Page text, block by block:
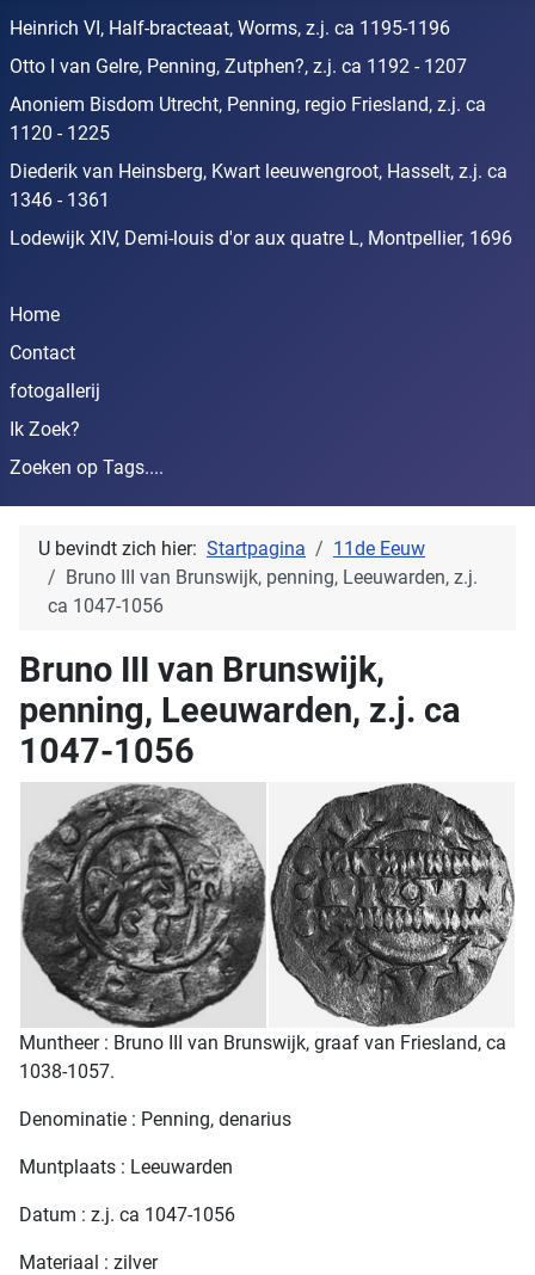
Heinrich VI, Half-bracteaat, Worms, z.j. ca 1195-1196
Otto I van Gelre, Penning, Zutphen?, z.j. ca 1192 - 1207
Anoniem Bisdom Utrecht, Penning, regio Friesland, z.j. ca
1120 - 1225
Diederik van Heinsberg, Kwart leeuwengroot, Hasselt, z.j. ca
1346 - 1361
Lodewijk XIV, Demi-louis d'or aux quatre L, Montpellier, 1696
Home
Contact
fotogallerij
Ik Zoek?
Zoeken op Tags....
U bevindt zich hier: Startpagina
11de Eeuw
Bruno III van Brunswijk, penning, Leeuwarden, z.j.
ca 1047-1056
Bruno III van Brunswijk,
penning, Leeuwarden, z.j. ca
1047-1056
Muntheer : Bruno III van Brunswijk, graaf van Friesland, ca
1038-1057.
Denominatie : Penning, denarius
Muntplaats : Leeuwarden
Datum : z.j. ca 1047-1056
Materiaal : zilver